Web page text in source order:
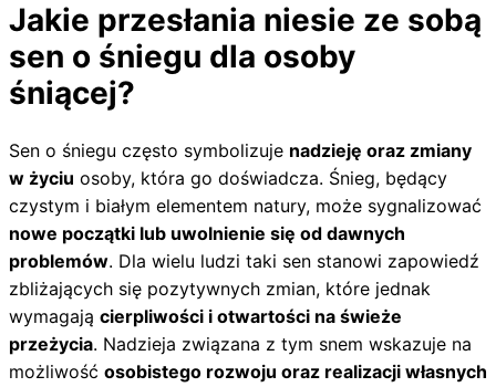
Jakie przesłania niesie ze sobą
sen o śniegu dla osoby
śniącej?
Sen o śniegu często symbolizuje nadzieję oraz zmiany
w życiu osoby, która go doświadcza. Śnieg, będący
czystym i białym elementem natury, może sygnalizować
nowe początki lub uwolnienie się od dawnych
problemów. Dla wielu ludzi taki sen stanowi zapowiedź
zbliżających się pozytywnych zmian, które jednak
wymagają cierpliwości i otwartości na świeże
przeżycia. Nadzieja związana z tym snem wskazuje na
możliwość osobistego rozwoju oraz realizacji własnych